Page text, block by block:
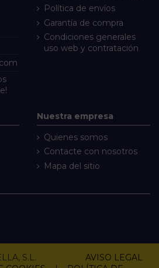
Política de envíos
Garantía de compra
Condiciones generales
uso web y contratación
Nuestra empresa
Quienes somos
Contacte con nosotros
Mapa del sitio
VILELLA, S.L. AVISO LEGAL